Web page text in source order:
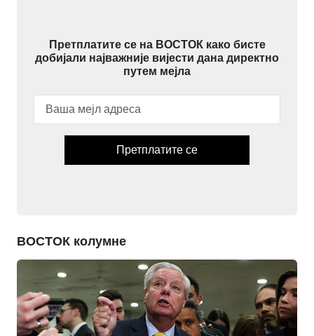
Претплатите се на ВОСТОК како бисте
добијали најважније вијести дана директно
путем мејла
Претплатите се
ВОСТОК колумне